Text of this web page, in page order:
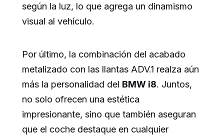
según la luz, lo que agrega un dinamismo
visual al vehículo.
Por último, la combinación del acabado
metalizado con las llantas ADV.1 realza aún
más la personalidad del BMW i8. Juntos,
no solo ofrecen una estética
impresionante, sino que también aseguran
que el coche destaque en cualquier